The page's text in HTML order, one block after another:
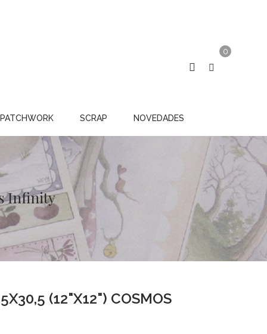
0
PATCHWORK SCRAP NOVEDADES
Infinity
(12"X12") COSMOS